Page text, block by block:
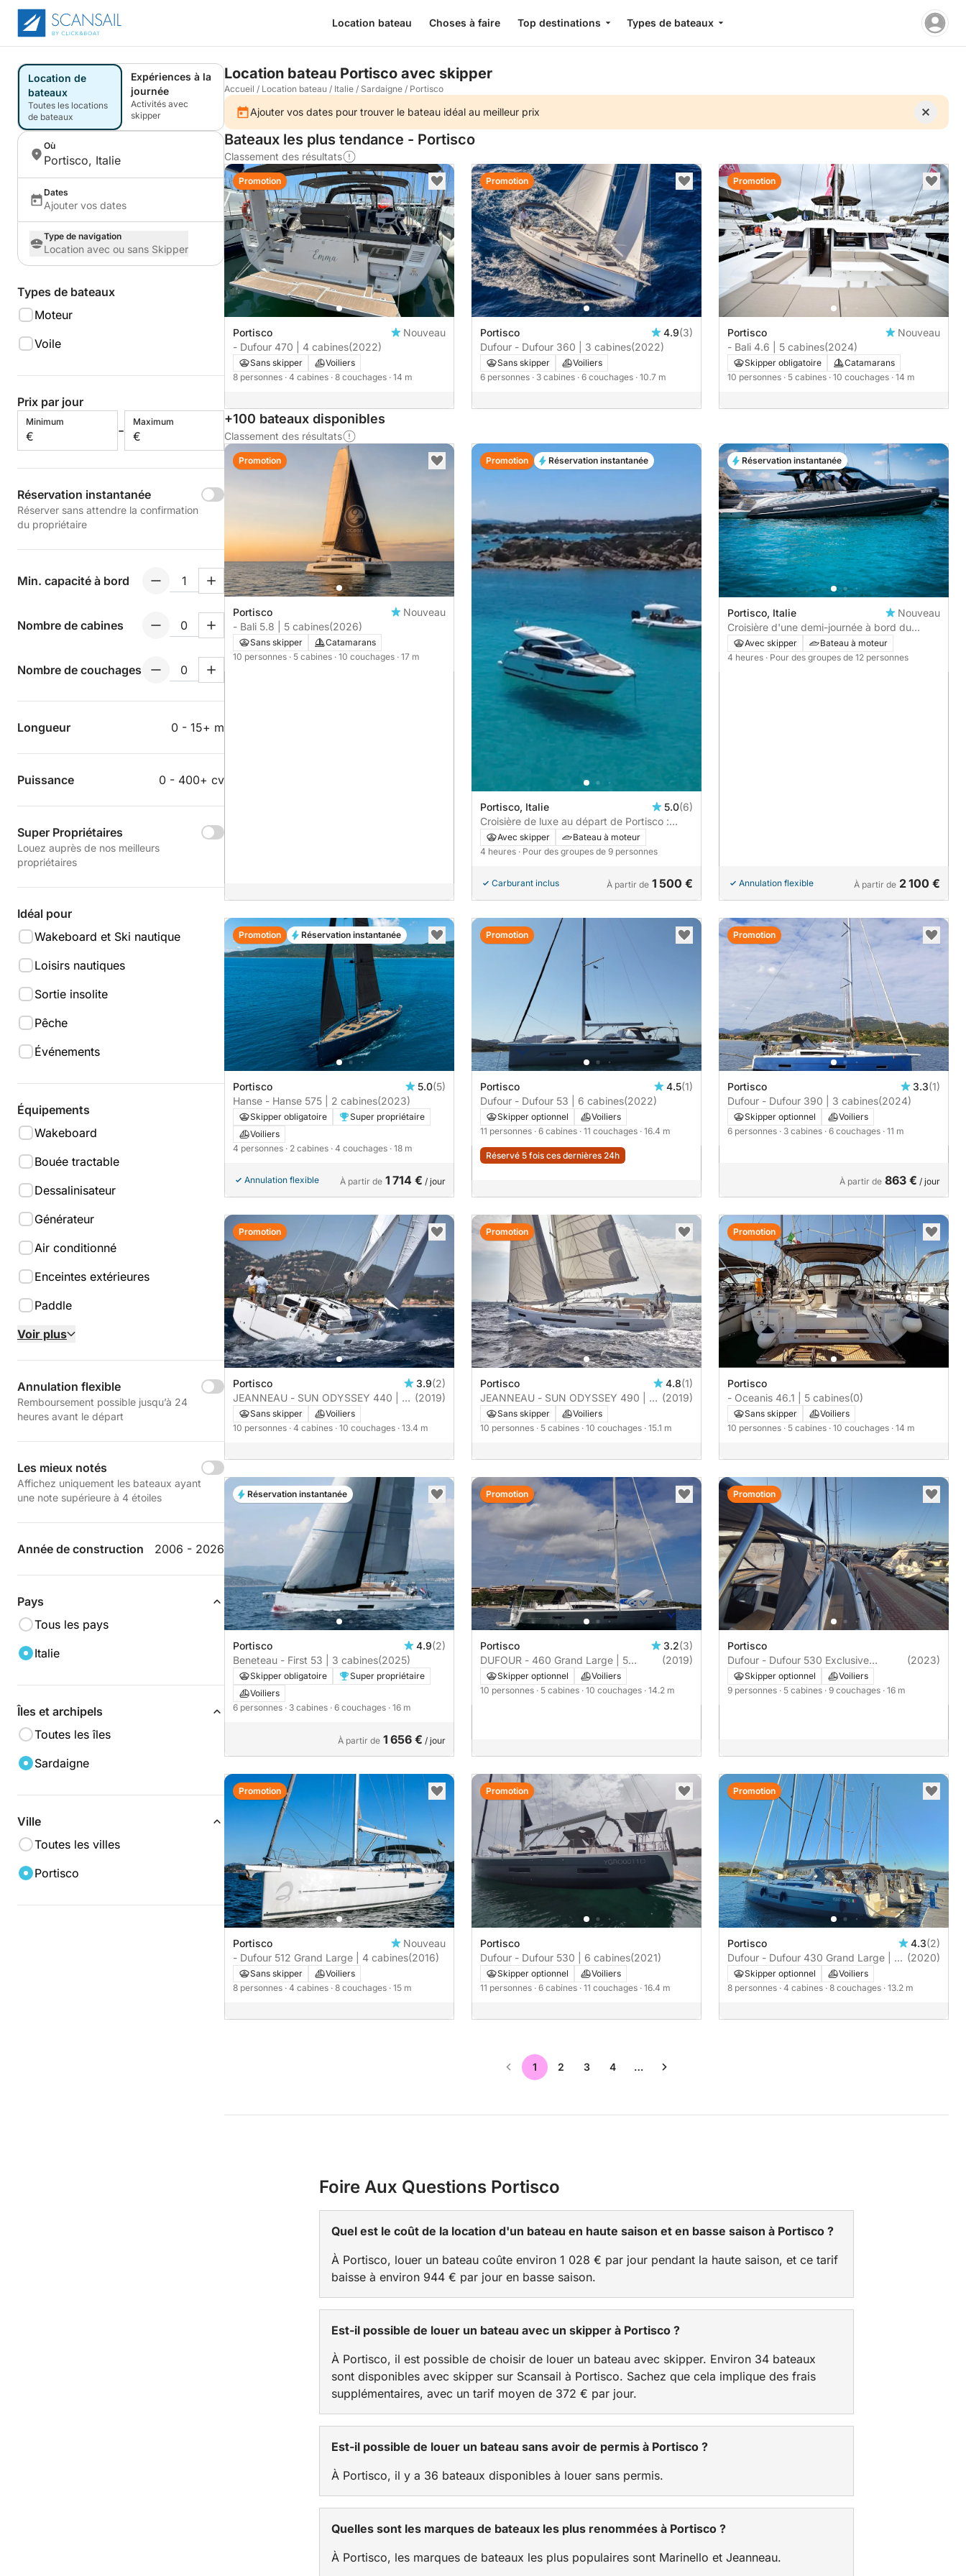
Location bateau Choses à faire Top destinations Types de bateaux
Location de
bateaux
Toutes les locations
de bateaux
Expériences à la
journée
Activités avec
skipper
Où
Portisco, Italie
Dates
Ajouter vos dates
Type de navigation
Location avec ou sans Skipper
Types de bateaux
Moteur
Voile
Prix par jour
Minimum
€ -
Maximum
€
Réservation instantanée
Réserver sans attendre la confirmation
du propriétaire
Min. capacité à bord
Nombre de cabines
Nombre de couchages
Longueur 0 - 15+ m
Puissance 0 - 400+ cv
Super Propriétaires
Louez auprès de nos meilleurs
propriétaires
Idéal pour
Wakeboard et Ski nautique
Loisirs nautiques
Sortie insolite
Pêche
Événements
Équipements
Wakeboard
Bouée tractable
Dessalinisateur
Générateur
Air conditionné
Enceintes extérieures
Paddle
Voir plus
Annulation flexible
Remboursement possible jusqu’à 24
heures avant le départ
Les mieux notés
Affichez uniquement les bateaux ayant
une note supérieure à 4 étoiles
Année de construction 2006 - 2026
Pays
Tous les pays
Italie
Îles et archipels
Toutes les îles
Sardaigne
Ville
Toutes les villes
Portisco
Location bateau Portisco avec skipper
Accueil / Location bateau / Italie / Sardaigne / Portisco
Ajouter vos dates pour trouver le bateau idéal au meilleur prix
Bateaux les plus tendance - Portisco
Classement des résultats
Portisco
Nouveau
- Dufour 470 | 4 cabines(2022)
Sans skipper
Voiliers
8 personnes · 4 cabines · 8 couchages · 14 m
Promotion
Portisco 4.9(3)
Dufour - Dufour 360 | 3 cabines(2022)
Sans skipper
Voiliers
6 personnes · 3 cabines · 6 couchages · 10.7 m
Promotion
Portisco
Nouveau
- Bali 4.6 | 5 cabines(2024)
Skipper obligatoire
Catamarans
10 personnes · 5 cabines · 10 couchages · 14 m
Promotion
+100 bateaux disponibles
Classement des résultats
Portisco
Nouveau
- Bali 5.8 | 5 cabines(2026)
Sans skipper
Catamarans
10 personnes · 5 cabines · 10 couchages · 17 m
Promotion
Portisco, Italie 5.0(6)
Croisière de luxe au départ de Portisco :
Expérience privée au coucher du soleil sur la
Costa Smeralda
Avec skipper
Bateau à moteur
4 heures · Pour des groupes de 9 personnes
Carburant inclus À partir de 1 500 €
Promotion Réservation instantanée
Portisco, Italie
Nouveau
Croisière d'une demi-journée à bord du
SACS Rebel 47 : le luxe de la Costa
Smeralda en quelques heures seulement.
Avec skipper
Bateau à moteur
4 heures · Pour des groupes de 12 personnes
Annulation flexible À partir de 2 100 €
Réservation instantanée
Portisco 5.0(5)
Hanse - Hanse 575 | 2 cabines(2023)
Skipper obligatoire
Super propriétaire
Voiliers
4 personnes · 2 cabines · 4 couchages · 18 m
Annulation flexible À partir de 1 714 € / jour
Promotion Réservation instantanée
Portisco 4.5(1)
Dufour - Dufour 53 | 6 cabines(2022)
Skipper optionnel
Voiliers
11 personnes · 6 cabines · 11 couchages · 16.4 m
Réservé 5 fois ces dernières 24h
Promotion
Portisco 3.3(1)
Dufour - Dufour 390 | 3 cabines(2024)
Skipper optionnel
Voiliers
6 personnes · 3 cabines · 6 couchages · 11 m
À partir de 863 € / jour
Promotion
Portisco 3.9(2)
JEANNEAU - SUN ODYSSEY 440 | 4
cabines
(2019)
Sans skipper
Voiliers
10 personnes · 4 cabines · 10 couchages · 13.4 m
Promotion
Portisco 4.8(1)
JEANNEAU - SUN ODYSSEY 490 | 5
cabines
(2019)
Sans skipper
Voiliers
10 personnes · 5 cabines · 10 couchages · 15.1 m
Promotion
Portisco
- Oceanis 46.1 | 5 cabines(0)
Sans skipper
Voiliers
10 personnes · 5 cabines · 10 couchages · 14 m
Promotion
Portisco 4.9(2)
Beneteau - First 53 | 3 cabines(2025)
Skipper obligatoire
Super propriétaire
Voiliers
6 personnes · 3 cabines · 6 couchages · 16 m
À partir de 1 656 € / jour
Réservation instantanée
Portisco 3.2(3)
DUFOUR - 460 Grand Large | 5
cabines
(2019)
Skipper optionnel
Voiliers
10 personnes · 5 cabines · 10 couchages · 14.2 m
Promotion
Portisco
Dufour - Dufour 530 Exclusive
owner's version | 5 cabines
(2023)
Skipper optionnel
Voiliers
9 personnes · 5 cabines · 9 couchages · 16 m
Promotion
Portisco
Nouveau
- Dufour 512 Grand Large | 4 cabines(2016)
Sans skipper
Voiliers
8 personnes · 4 cabines · 8 couchages · 15 m
Promotion
Portisco
Dufour - Dufour 530 | 6 cabines(2021)
Skipper optionnel
Voiliers
11 personnes · 6 cabines · 11 couchages · 16.4 m
Promotion
Portisco 4.3(2)
Dufour - Dufour 430 Grand Large | 4
cabines
(2020)
Skipper optionnel
Voiliers
8 personnes · 4 cabines · 8 couchages · 13.2 m
Promotion
1 2 3 4 …
Foire Aux Questions Portisco
Quel est le coût de la location d'un bateau en haute saison et en basse saison à Portisco ?
À Portisco, louer un bateau coûte environ 1 028 € par jour pendant la haute saison, et ce tarif
baisse à environ 944 € par jour en basse saison.
Est-il possible de louer un bateau avec un skipper à Portisco ?
À Portisco, il est possible de choisir de louer un bateau avec skipper. Environ 34 bateaux
sont disponibles avec skipper sur Scansail à Portisco. Sachez que cela implique des frais
supplémentaires, avec un tarif moyen de 372 € par jour.
Est-il possible de louer un bateau sans avoir de permis à Portisco ?
À Portisco, il y a 36 bateaux disponibles à louer sans permis.
Quelles sont les marques de bateaux les plus renommées à Portisco ?
À Portisco, les marques de bateaux les plus populaires sont Marinello et Jeanneau.